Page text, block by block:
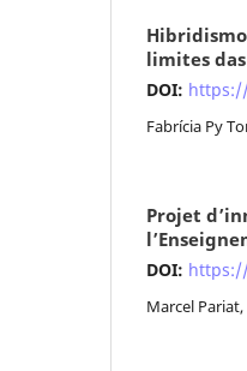
limites
DOI:
Fabrícia Py
Projet
DOI:
Marcel